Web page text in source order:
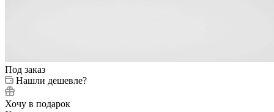
Под заказ
Нашли дешевле?
Хочу в подарок